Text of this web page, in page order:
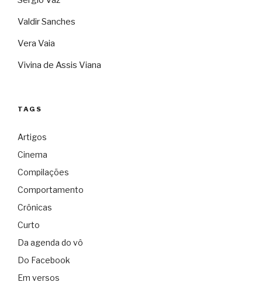
Valdir Sanches
Vera Vaia
Vivina de Assis Viana
TAGS
Artigos
Cinema
Compilações
Comportamento
Crônicas
Curto
Da agenda do vô
Do Facebook
Em versos